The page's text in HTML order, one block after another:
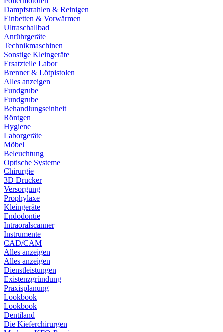
Dampfstrahlen & Reinigen
Einbetten & Vorwärmen
Ultraschallbad
Anrührgeräte
Technikmaschinen
Sonstige Kleingeräte
Ersatzteile Labor
Brenner & Lötpistolen
Alles anzeigen
Fundgrube
Fundgrube
Behandlungseinheit
Röntgen
Hygiene
Laborgeräte
Möbel
Beleuchtung
Optische Systeme
Chirurgie
3D Drucker
Versorgung
Prophylaxe
Kleingeräte
Endodontie
Intraoralscanner
Instrumente
CAD/CAM
Alles anzeigen
Alles anzeigen
Dienstleistungen
Existenzgründung
Praxisplanung
Lookbook
Lookbook
Dentiland
Die Kieferchirurgen